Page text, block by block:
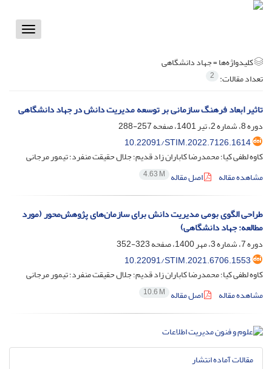
Toggle
کلیدواژه‌ها =جهاد دانشگاهی
تعداد مقالات: 2
تاثیر ابعاد فرهنگ سازمانی بر توسعه مدیریت دانش در جهاد دانشگاهی
دوره 8، شماره 2، تیر 1401، صفحه
257-288
10.22091/STIM.2022.7126.1614
کاوه لطفی کیا؛ محمدرضا کاباران زاد قدیم؛ جلال حقیقت منفرد؛ تیمور مرجانی
مشاهده مقاله
اصل مقاله 4.63 M
طراحی الگوی بومی مدیریت دانش برای سازمان‌های پژوهش‌محور (مورد
مطالعه: جهاد دانشگاهی)
دوره 7، شماره 3، مهر 1400، صفحه
323-352
10.22091/STIM.2021.6706.1553
کاوه لطفی کیا؛ محمدرضا کاباران زاد قدیم؛ جلال حقیقت منفرد؛ تیمور مرجانی
مشاهده مقاله
اصل مقاله 10.6 M
مقالات آماده انتشار